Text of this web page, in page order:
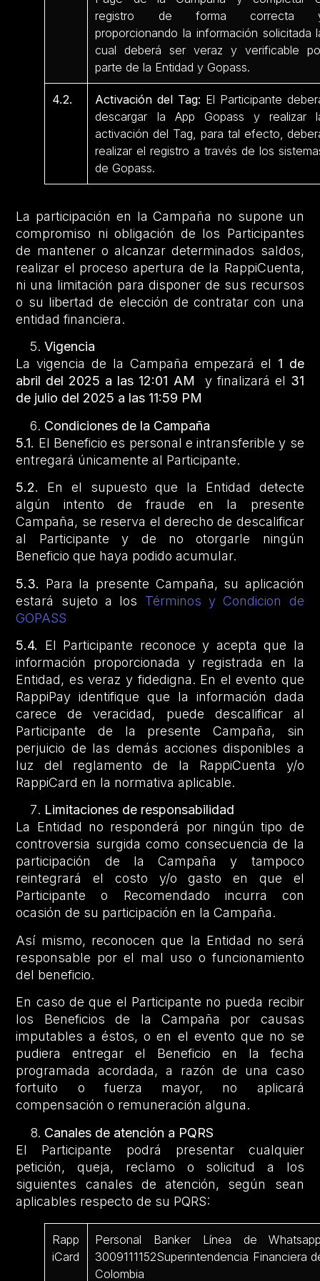
registro de forma correcta
proporcionando la información solicitada
cual deberá ser veraz y verificable
parte de la Entidad y Gopass.
4.2. Activación del Tag: El Participante
descargar la App Gopass y realizar
activación del Tag, para tal efecto,
realizar el registro a través de los
de Gopass.
La participación en la Campaña no supone un
compromiso ni obligación de los Participantes
de mantener o alcanzar determinados saldos,
realizar el proceso apertura de la RappiCuenta,
ni una limitación para disponer de sus recursos
o su libertad de elección de contratar con una
entidad financiera.
Vigencia
La vigencia de la Campaña empezará el 1 de
abril del 2025 a las 12:01 AM y finalizará el 31
de julio del 2025 a las 11:59 PM
Condiciones de la Campaña
5.1. El Beneficio es personal e intransferible y se
entregará únicamente al Participante.
5.2. En el supuesto que la Entidad detecte
algún intento de fraude en la presente
Campaña, se reserva el derecho de descalificar
al Participante y de no otorgarle ningún
Beneficio que haya podido acumular.
5.3. Para la presente Campaña, su aplicación
estará sujeto a los Términos y Condicion de
GOPASS
5.4.
El Participante reconoce y acepta que la
información proporcionada y registrada en la
Entidad, es veraz y fidedigna. En el evento que
RappiPay identifique que la información dada
carece de veracidad, puede descalificar al
Participante de la presente Campaña, sin
perjuicio de las demás acciones disponibles a
luz del reglamento de la RappiCuenta y/o
RappiCard en la normativa aplicable.
Limitaciones de responsabilidad
La Entidad no responderá por ningún tipo de
controversia surgida como consecuencia de la
participación de la Campaña y tampoco
reintegrará el costo y/o gasto en que el
Participante o Recomendado incurra con
ocasión de su participación en la Campaña.
Así mismo, reconocen que la Entidad no será
responsable por el mal uso o funcionamiento
del beneficio.
En caso de que el Participante no pueda recibir
los Beneficios de la Campaña por causas
imputables a éstos, o en el evento que no se
pudiera entregar el Beneficio en la fecha
programada acordada, a razón de una caso
fortuito o fuerza mayor, no aplicará
compensación o remuneración alguna.
Canales de atención a PQRS
El Participante podrá presentar cualquier
petición, queja, reclamo o solicitud a los
siguientes canales de atención, según sean
aplicables respecto de su PQRS:
Rapp
iCard
Personal Banker Línea de
3009111152Superintendencia Financiera
Colombia